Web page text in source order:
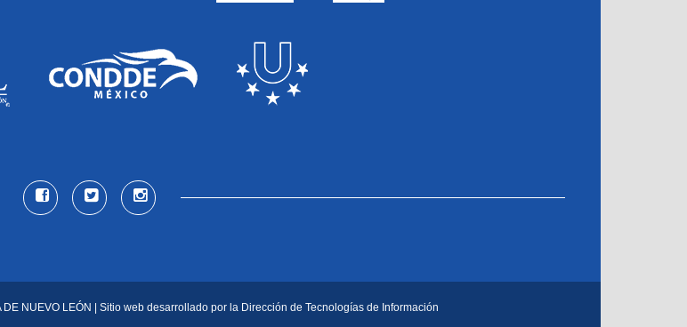
NUEVO LEÓN | Sitio web desarrollado por la Dirección de Tecnologías de Información